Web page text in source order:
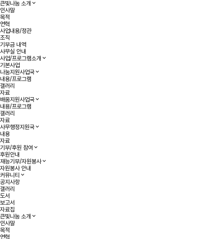
큰빛나눔 소개
인사말
목적
연혁
사업내용/정관
조직
기부금 내역
사무실 안내
사업/프로그램소개
기본사업
나눔지원사업국
내용/프로그램
갤러리
자료
배움지원사업국
내용/프로그램
갤러리
자료
사무행정지원국
내용
자료
기부/후원 참여
후원안내
재능기부/자원봉사
자원봉사 안내
커뮤니티
공지사항
갤러리
도서
보고서
자료집
큰빛나눔 소개
인사말
목적
연혁